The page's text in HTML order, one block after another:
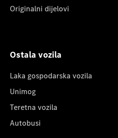
Originalni dijelovi
Ostala vozila
Laka gospodarska vozila
Unimog
Teretna vozila
Autobusi